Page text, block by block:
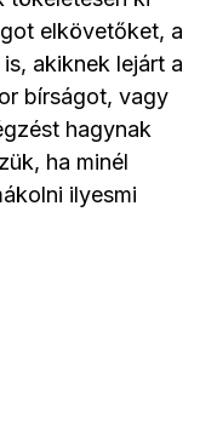
elkövetőket, a
akiknek lejárt a
bírságot, vagy
hagynak
ha minél
ilyesmi